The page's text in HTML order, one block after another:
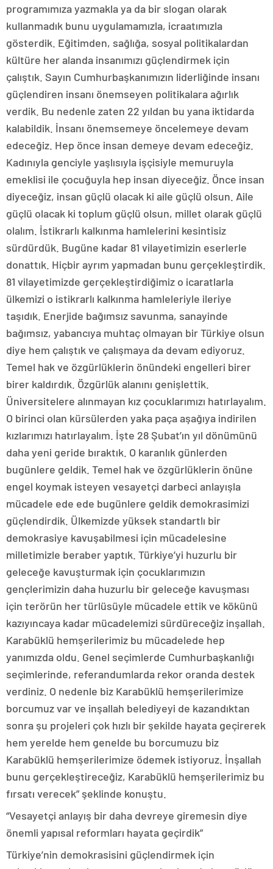
programımıza yazmakla ya da bir slogan olarak
kullanmadık bunu uygulamamızla, icraatımızla
gösterdik. Eğitimden, sağlığa, sosyal politikalardan
kültüre her alanda insanımızı güçlendirmek için
çalıştık. Sayın Cumhurbaşkanımızın liderliğinde insanı
güçlendiren insanı önemseyen politikalara ağırlık
verdik. Bu nedenle zaten 22 yıldan bu yana iktidarda
kalabildik. İnsanı önemsemeye öncelemeye devam
edeceğiz. Hep önce insan demeye devam edeceğiz.
Kadınıyla genciyle yaşlısıyla işçisiyle memuruyla
emeklisi ile çocuğuyla hep insan diyeceğiz. Önce insan
diyeceğiz, insan güçlü olacak ki aile güçlü olsun. Aile
güçlü olacak ki toplum güçlü olsun, millet olarak güçlü
olalım. İstikrarlı kalkınma hamlelerini kesintisiz
sürdürdük. Bugüne kadar 81 vilayetimizin eserlerle
donattık. Hiçbir ayrım yapmadan bunu gerçekleştirdik.
81 vilayetimizde gerçekleştirdiğimiz o icaratlarla
ülkemizi o istikrarlı kalkınma hamleleriyle ileriye
taşıdık. Enerjide bağımsız savunma, sanayinde
bağımsız, yabancıya muhtaç olmayan bir Türkiye olsun
diye hem çalıştık ve çalışmaya da devam ediyoruz.
Temel hak ve özgürlüklerin önündeki engelleri birer
birer kaldırdık. Özgürlük alanını genişlettik.
Üniversitelere alınmayan kız çocuklarımızı hatırlayalım.
O birinci olan kürsülerden yaka paça aşağıya indirilen
kızlarımızı hatırlayalım. İşte 28 Şubat’ın yıl dönümünü
daha yeni geride bıraktık. O karanlık günlerden
bugünlere geldik. Temel hak ve özgürlüklerin önüne
engel koymak isteyen vesayetçi darbeci anlayışla
mücadele ede ede bugünlere geldik demokrasimizi
güçlendirdik. Ülkemizde yüksek standartlı bir
demokrasiye kavuşabilmesi için mücadelesine
milletimizle beraber yaptık. Türkiye’yi huzurlu bir
geleceğe kavuşturmak için çocuklarımızın
gençlerimizin daha huzurlu bir geleceğe kavuşması
için terörün her türlüsüyle mücadele ettik ve kökünü
kazıyıncaya kadar mücadelemizi sürdüreceğiz inşallah.
Karabüklü hemşerilerimiz bu mücadelede hep
yanımızda oldu. Genel seçimlerde Cumhurbaşkanlığı
seçimlerinde, referandumlarda rekor oranda destek
verdiniz. O nedenle biz Karabüklü hemşerilerimize
borcumuz var ve inşallah belediyeyi de kazandıktan
sonra şu projeleri çok hızlı bir şekilde hayata geçirerek
hem yerelde hem genelde bu borcumuzu biz
Karabüklü hemşerilerimize ödemek istiyoruz. İnşallah
bunu gerçekleştireceğiz, Karabüklü hemşerilerimiz bu
fırsatı verecek” şeklinde konuştu.
“Vesayetçi anlayış bir daha devreye giremesin diye
önemli yapısal reformları hayata geçirdik”
Türkiye’nin demokrasisini güçlendirmek için